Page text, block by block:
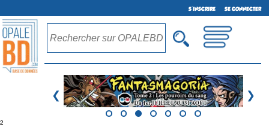
S'INSCRIRE SE CONNECTER
❮ ❯
²